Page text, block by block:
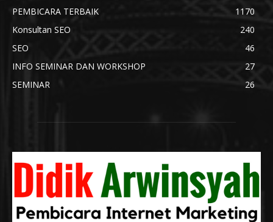
PEMBICARA TERBAIK
1170
Konsultan SEO
240
SEO
46
INFO SEMINAR DAN WORKSHOP
27
SEMINAR
26